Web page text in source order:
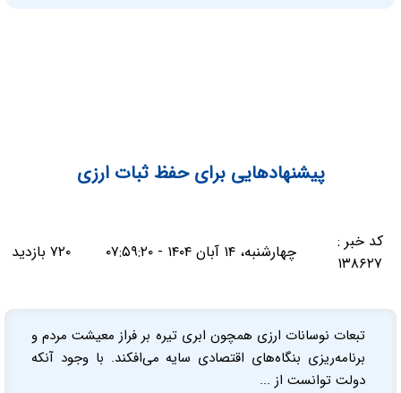
پیشنهادهایی برای حفظ ثبات ارزی
کد خبر :
۱۳۸۶۲۷
چهارشنبه، ۱۴ آبان ۱۴۰۴ - ۰۷:۵۹:۲۰ ۷۲۰ بازدید
تبعات نوسانات ارزی همچون ابری تیره بر فراز معیشت مردم و
برنامه‌ریزی بنگاه‌های اقتصادی سایه می‌افکند. با وجود آنکه
دولت توانست از ...